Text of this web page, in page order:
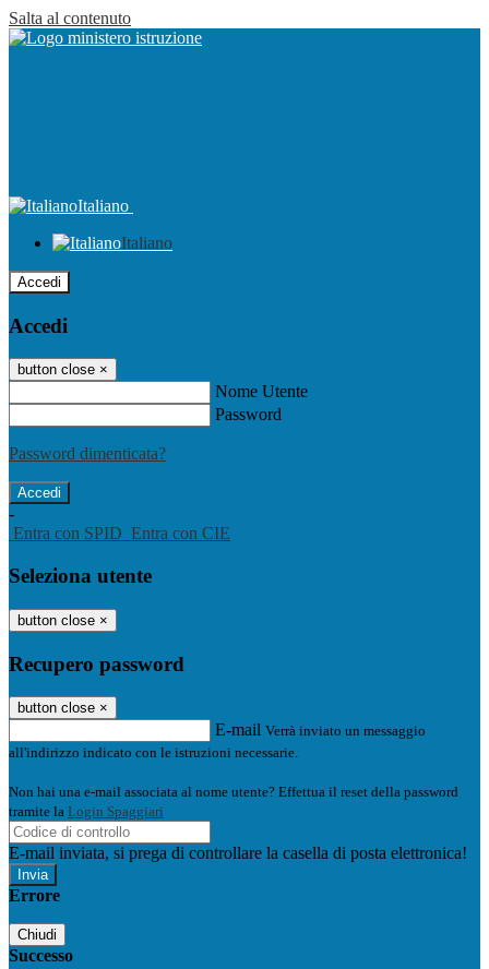
Salta al contenuto
Italiano
Italiano
Accedi
Accedi
button close ×
Nome Utente
Password
Password dimenticata?
-
Entra con SPID Entra con CIE
Seleziona utente
button close ×
Recupero password
button close ×
E-mail Verrà inviato un messaggio
all'indirizzo indicato con le istruzioni necessarie.
Non hai una e-mail associata al nome utente? Effettua il reset della password
tramite la Login Spaggiari
E-mail inviata, si prega di controllare la casella di posta elettronica!
Errore
Chiudi
Successo